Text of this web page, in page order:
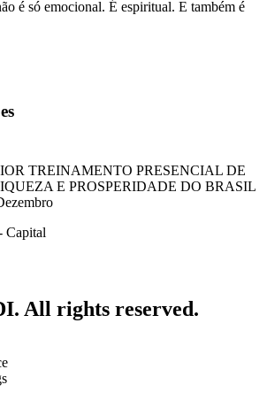
é só emocional. É espiritual. E também é
TREINAMENTO PRESENCIAL DE
E PROSPERIDADE DO BRASIL
Capital
All rights reserved.